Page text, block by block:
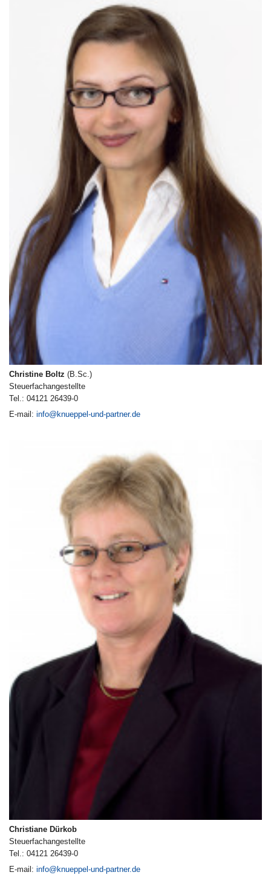
Christine Boltz (B.Sc.)
Steuerfachangestellte
Tel.: 04121 26439-0
E-mail: info@knueppel-und-partner.de
Christiane Dürkob
Steuerfachangestellte
Tel.: 04121 26439-0
E-mail: info@knueppel-und-partner.de